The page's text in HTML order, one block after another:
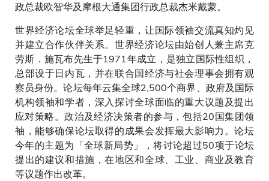
政总裁欧智华及摩根大通集团行政总裁杰米戴蒙。
世界经济论坛全球举足轻重，让国际领袖交流真知灼见
并建立合作伙伴关系。世界经济论坛由始创人兼主席克
劳斯．施瓦布先生于1971年成立，是独立国际性组织，
总部设于日内瓦，并在联合国经济与社会理事会拥有观
察员身份。论坛每年云集全球2,500个商界、政府及国际
机构领袖和学者，深入探讨全球面临的重大议题及提出
应对策略。政治及经济决策者的参与，包括20国集团领
袖，能够确保论坛取得的成果会发挥最大影响力。论坛
今年的主题为「全球新局势」，将讨论超过50项于论坛
提出的建议和措施，在地区和全球、工业、商业及教育
等议题作出改革。